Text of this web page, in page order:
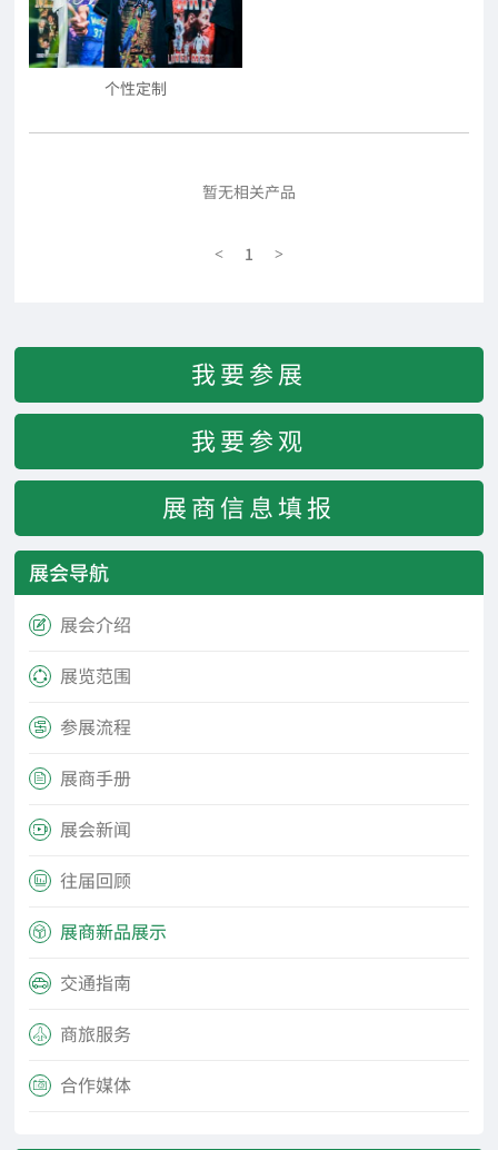
个性定制
暂无相关产品
< 1 >
我要参展
我要参观
展商信息填报
展会导航
 展会介绍
 展览范围
 参展流程
 展商手册
 展会新闻
 往届回顾
 展商新品展示
 交通指南
 商旅服务
 合作媒体